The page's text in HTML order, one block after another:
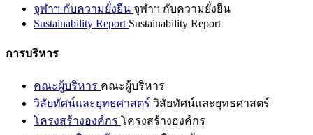
จุฬาฯ กับความยั่งยืน จุฬาฯ กับความยั่งยืน
Sustainability Report Sustainability Report
การบริหาร
คณะผู้บริหาร คณะผู้บริหาร
วิสัยทัศน์และยุทธศาสตร์ วิสัยทัศน์และยุทธศาสตร์
โครงสร้างองค์กร โครงสร้างองค์กร